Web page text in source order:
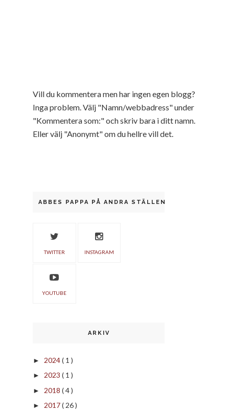
Vill du kommentera men har ingen egen blogg?
Inga problem. Välj "Namn/webbadress" under
"Kommentera som:" och skriv bara i ditt namn.
Eller välj "Anonymt" om du hellre vill det.
ABBES PAPPA PÅ ANDRA STÄLLEN
TWITTER INSTAGRAM
YOUTUBE
ARKIV
► 2024( 1 )
► 2023 ( 1 )
► 2018 ( 4 )
► 2017( 26 )